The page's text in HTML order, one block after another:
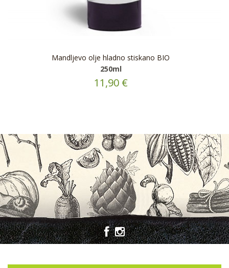
Mandljevo olje hladno stiskano BIO
250ml
11,90 €